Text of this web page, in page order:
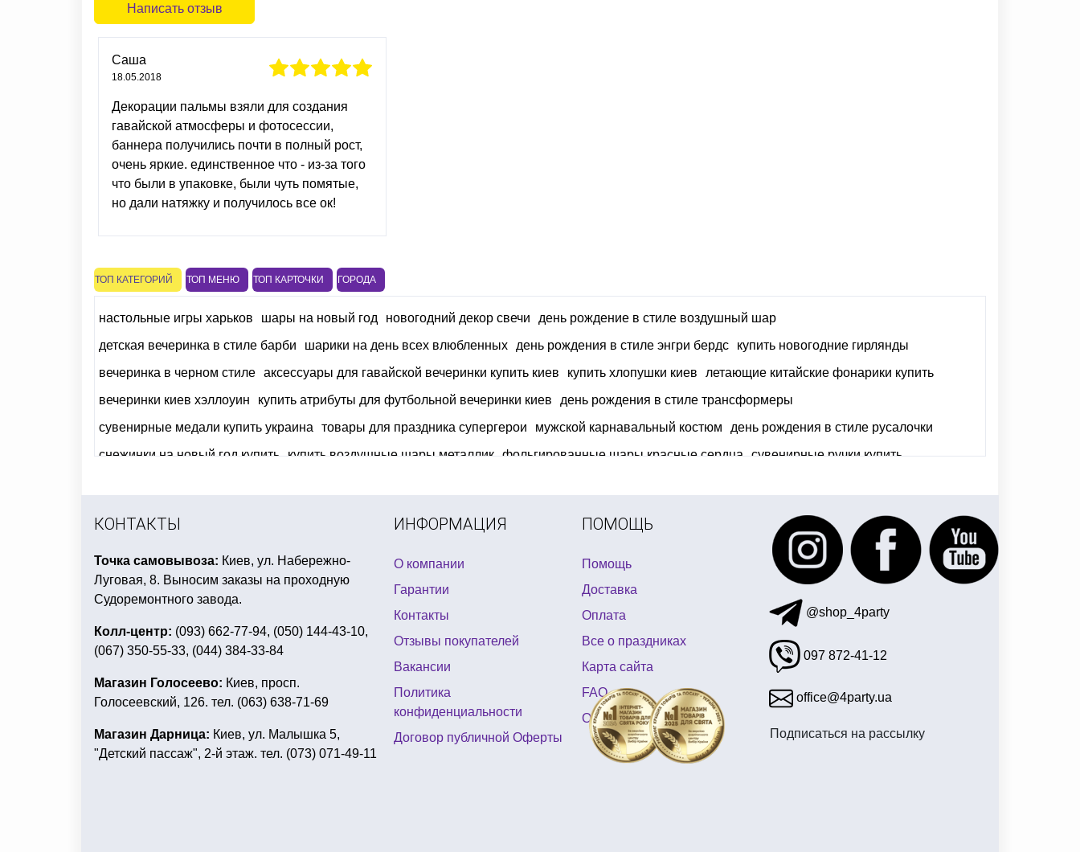
Написать отзыв
Саша
18.05.2018
Декорации пальмы взяли для создания
гавайской атмосферы и фотосессии,
баннера получились почти в полный рост,
очень яркие. единственное что - из-за того
что были в упаковке, были чуть помятые,
но дали натяжку и получилось все ок!
ТОП КАТЕГОРИЙ ТОП МЕНЮ ТОП КАРТОЧКИ ГОРОДА
настольные игры харьков шары на новый год новогодний декор свечи
день рождение в стиле воздушный шар
детская вечеринка в стиле барби
шарики на день всех влюбленных день рождения в стиле энгри бердс
купить новогодние гирлянды
вечеринка в черном стиле аксессуары для гавайской вечеринки купить киев купить хлопушки киев
летающие китайские фонарики купить
вечеринки киев хэллоуин
купить атрибуты для футбольной вечеринки киев
день рождения в стиле трансформеры
сувенирные медали купить украина
товары для праздника супергерои мужской карнавальный костюм
день рождения в стиле русалочки
снежинки на новый год купить купить воздушные шары металлик фольгированные шары красные сердца сувенирные ручки купить
КОНТАКТЫ
Точка самовывоза: Киев, ул. Набережно-
Луговая, 8. Выносим заказы на проходную
Судоремонтного завода.
Колл-центр: (093) 662-77-94, (050) 144-43-10,
(067) 350-55-33, (044) 384-33-84
Магазин Голосеево: Киев, просп.
Голосеевский, 126. тел. (063) 638-71-69
Магазин Дарница: Киев, ул. Малышка 5,
"Детский пассаж", 2-й этаж. тел. (073) 071-49-11
ИНФОРМАЦИЯ
О компании
Гарантии
Контакты
Отзывы покупателей
Вакансии
Политика
конфиденциальности
Договор публичной Оферты
ПОМОЩЬ
Помощь
Доставка
Оплата
Все о праздниках
Карта сайта
FAQ
Отзывы
@shop_4party
097 872-41-12
office@4party.ua
Подписаться на рассылку